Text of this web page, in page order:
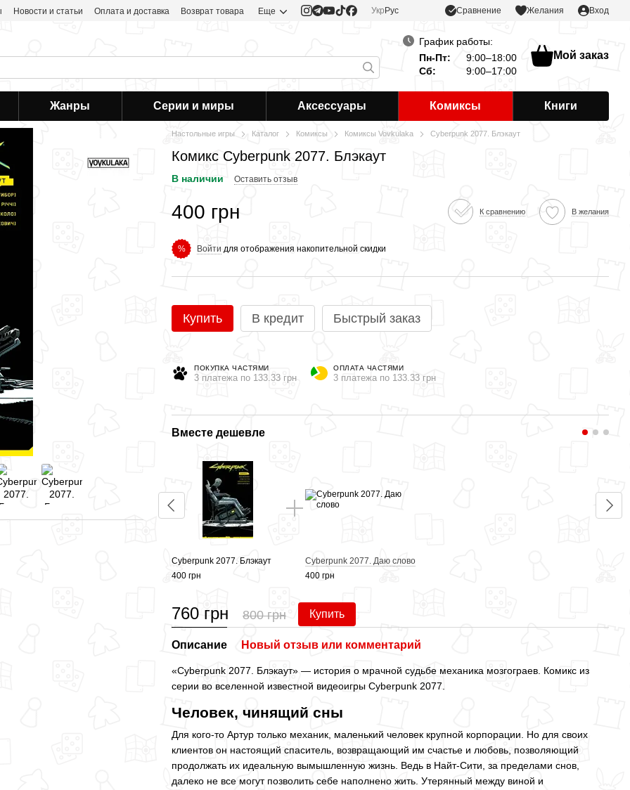
Новости и статьи Оплата и доставка Возврат товара Еще Укр Рус Сравнение Желания Вход
График работы:
Пн-Пт:
9:00–18:00
Сб:
9:00–17:00
Мой заказ
Жанры Серии и миры Аксессуары Комиксы Книги
Настольные игры Каталог Комиксы Комиксы Vovkulaka Cyberpunk 2077. Блэкаут
Комикс Cyberpunk 2077. Блэкаут
В наличии Оставить отзыв
400 грн К сравнению В желания
% Войти для отображения накопительной скидки
Купить В кредит Быстрый заказ
ПОКУПКА ЧАСТЯМИ
3 платежа по 133.33 грн
ОПЛАТА ЧАСТЯМИ
3 платежа по 133.33 грн
Вместе дешевле
Cyberpunk 2077. Блэкаут
400 грн
Cyberpunk 2077. Даю слово
400 грн
760 грн 800 грн Купить
Описание Новый отзыв или комментарий
«Cyberpunk 2077. Блэкаут» — история о мрачной судьбе механика мозгограев. Комикс из
серии во вселенной известной видеоигры Cyberpunk 2077.
Человек, чинящий сны
Для кого-то Артур только механик, маленький человек крупной корпорации. Но для своих
клиентов он настоящий спаситель, возвращающий им счастье и любовь, позволяющий
продолжать их идеальную вымышленную жизнь. Ведь в Найт-Сити, за пределами снов,
далеко не все могут позволить себе наполнено жить. Утерянный между виной и